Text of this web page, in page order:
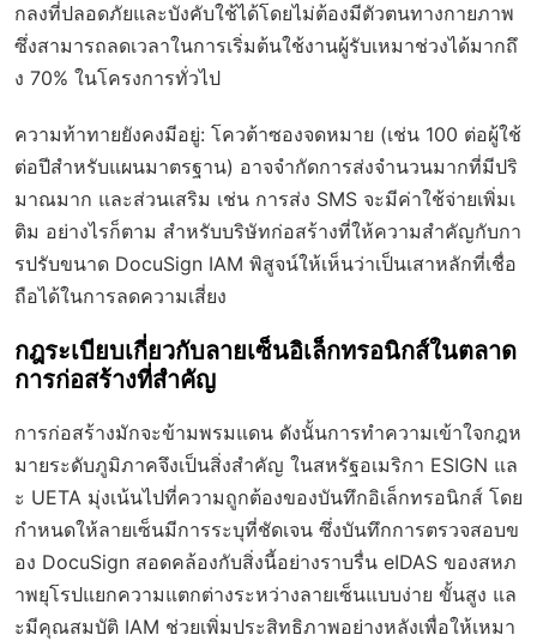
กลงที่ปลอดภัยและบังคับใช้ได้โดยไม่ต้องมีตัวตนทางกายภาพ
ซึ่งสามารถลดเวลาในการเริ่มต้นใช้งานผู้รับเหมาช่วงได้มากถึ
ง 70% ในโครงการทั่วไป
ความท้าทายยังคงมีอยู่: โควต้าซองจดหมาย (เช่น 100 ต่อผู้ใช้
ต่อปีสำหรับแผนมาตรฐาน) อาจจำกัดการส่งจำนวนมากที่มีปริ
มาณมาก และส่วนเสริม เช่น การส่ง SMS จะมีค่าใช้จ่ายเพิ่มเ
ติม อย่างไรก็ตาม สำหรับบริษัทก่อสร้างที่ให้ความสำคัญกับกา
รปรับขนาด DocuSign IAM พิสูจน์ให้เห็นว่าเป็นเสาหลักที่เชื่อ
ถือได้ในการลดความเสี่ยง
กฎระเบียบเกี่ยวกับลายเซ็นอิเล็กทรอนิกส์ในตลาด
การก่อสร้างที่สำคัญ
การก่อสร้างมักจะข้ามพรมแดน ดังนั้นการทำความเข้าใจกฎห
มายระดับภูมิภาคจึงเป็นสิ่งสำคัญ ในสหรัฐอเมริกา ESIGN แล
ะ UETA มุ่งเน้นไปที่ความถูกต้องของบันทึกอิเล็กทรอนิกส์ โดย
กำหนดให้ลายเซ็นมีการระบุที่ชัดเจน ซึ่งบันทึกการตรวจสอบข
อง DocuSign สอดคล้องกับสิ่งนี้อย่างราบรื่น eIDAS ของสหภ
าพยุโรปแยกความแตกต่างระหว่างลายเซ็นแบบง่าย ขั้นสูง แล
ะมีคุณสมบัติ IAM ช่วยเพิ่มประสิทธิภาพอย่างหลังเพื่อให้เหมา